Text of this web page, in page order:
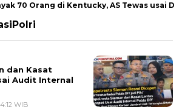
70 Orang di Kentucky, AS Tewas usai
dan Kasat
Audit Internal
WIB